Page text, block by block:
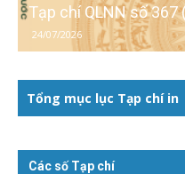
Tạp chí QLNN số 367
24/07/2026
Tổng mục lục Tạp chí in
Các số Tạp chí